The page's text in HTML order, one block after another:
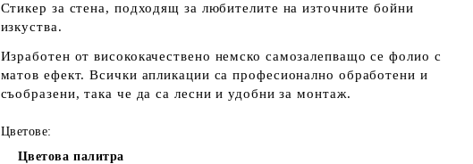
Стикер за стена, подходящ за любителите на източните бойни
изкуства.
Изработен от висококачествено немско самозалепващо се фолио с
матов ефект. Всички апликации са професионално обработени и
съобразени, така че да са лесни и удобни за монтаж.
Цветове:
Цветова палитра